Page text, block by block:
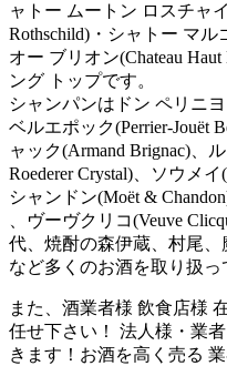
ャトー ムートン ロスチャ
Rothschild)・シャトー マル
オー ブリオン(Chateau
ング トップです。
シャンパンはドン ペリニ
ベルエポック(Perrier-Jouët
ャック(Armand Brignac)、
Roederer Crystal)、ソウメ
シャンドン(Moët &
、ヴーヴクリコ(Veuve
代、焼酎の森伊蔵、村尾
など多くのお酒を取り扱っ
また、酒業者様 飲食店様
任せ下さい！ 法人様・業
きます！お酒を高く売る